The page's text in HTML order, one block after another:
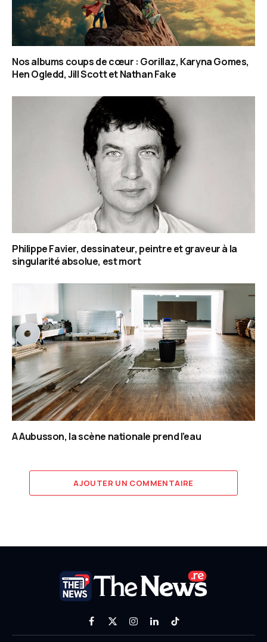
Nos albums coups de cœur : Gorillaz, Karyna Gomes,
Hen Ogledd, Jill Scott et Nathan Fake
Philippe Favier, dessinateur, peintre et graveur à la
singularité absolue, est mort
A Aubusson, la scène nationale prend l’eau
AJOUTER UN COMMENTAIRE
Facebook
X
Instagram
LinkedInTikTok